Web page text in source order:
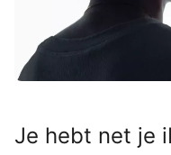
Je hebt net je